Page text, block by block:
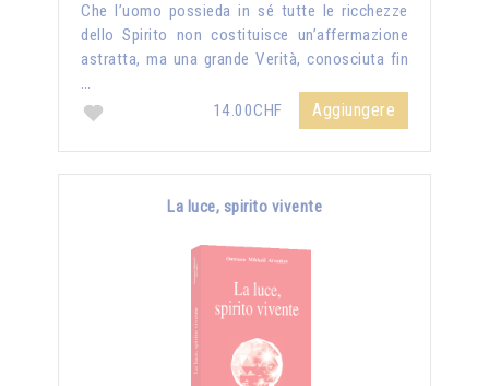
Che l’uomo possieda in sé tutte le ricchezze
dello Spirito non costituisce un’affermazione
astratta, ma una grande Verità, conosciuta fin
…
14.00CHF
Aggiungere
La luce, spirito vivente